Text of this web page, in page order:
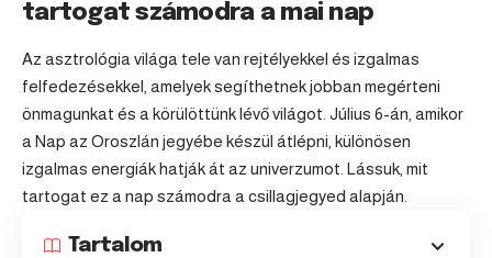
tartogat számodra a mai nap
Az asztrológia világa tele van rejtélyekkel és izgalmas
felfedezésekkel, amelyek segíthetnek jobban megérteni
önmagunkat és a körülöttünk lévő világot. Július 6-án, amikor
a Nap az Oroszlán jegyébe készül átlépni, különösen
izgalmas energiák hatják át az univerzumot. Lássuk, mit
tartogat ez a nap számodra a csillagjegyed alapján.
Tartalom